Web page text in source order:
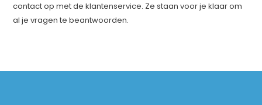
contact op met de klantenservice. Ze staan voor je klaar om
al je vragen te beantwoorden.